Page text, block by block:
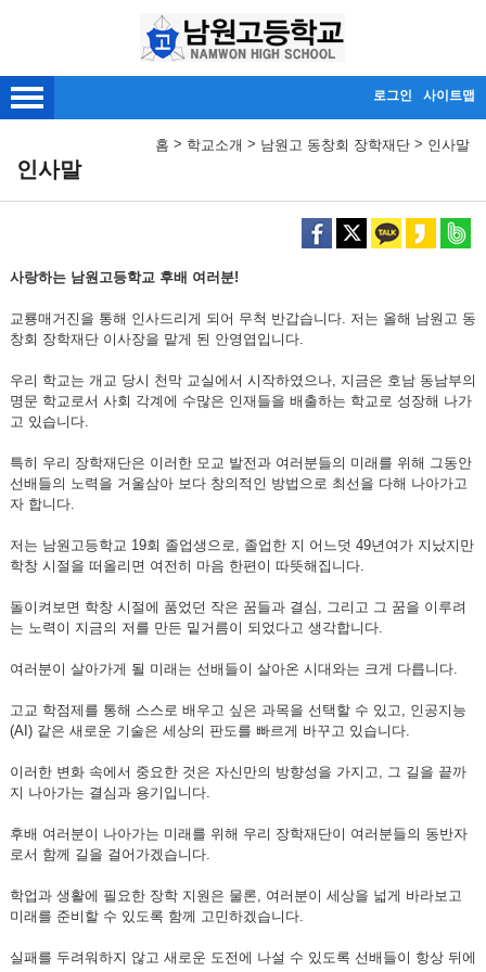
로그인 사이트맵
홈 > 학교소개 > 남원고 동창회 장학재단 > 인사말
인사말
사랑하는 남원고등학교 후배 여러분!
교룡매거진을 통해 인사드리게 되어 무척 반갑습니다. 저는 올해 남원고 동
창회 장학재단 이사장을 맡게 된 안영엽입니다.
우리 학교는 개교 당시 천막 교실에서 시작하였으나, 지금은 호남 동남부의
명문 학교로서 사회 각계에 수많은 인재들을 배출하는 학교로 성장해 나가
고 있습니다.
특히 우리 장학재단은 이러한 모교 발전과 여러분들의 미래를 위해 그동안
선배들의 노력을 거울삼아 보다 창의적인 방법으로 최선을 다해 나아가고
자 합니다.
저는 남원고등학교 19회 졸업생으로, 졸업한 지 어느덧 49년여가 지났지만
학창 시절을 떠올리면 여전히 마음 한편이 따뜻해집니다.
돌이켜보면 학창 시절에 품었던 작은 꿈들과 결심, 그리고 그 꿈을 이루려
는 노력이 지금의 저를 만든 밑거름이 되었다고 생각합니다.
여러분이 살아가게 될 미래는 선배들이 살아온 시대와는 크게 다릅니다.
고교 학점제를 통해 스스로 배우고 싶은 과목을 선택할 수 있고, 인공지능
(AI) 같은 새로운 기술은 세상의 판도를 빠르게 바꾸고 있습니다.
이러한 변화 속에서 중요한 것은 자신만의 방향성을 가지고, 그 길을 끝까
지 나아가는 결심과 용기입니다.
후배 여러분이 나아가는 미래를 위해 우리 장학재단이 여러분들의 동반자
로서 함께 길을 걸어가겠습니다.
학업과 생활에 필요한 장학 지원은 물론, 여러분이 세상을 넓게 바라보고
미래를 준비할 수 있도록 함께 고민하겠습니다.
실패를 두려워하지 않고 새로운 도전에 나설 수 있도록 선배들이 항상 뒤에